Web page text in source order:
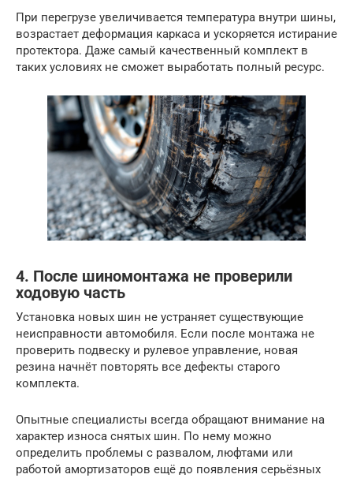
При перегрузе увеличивается температура внутри шины,
возрастает деформация каркаса и ускоряется истирание
протектора. Даже самый качественный комплект в
таких условиях не сможет выработать полный ресурс.
4. После шиномонтажа не проверили
ходовую часть
Установка новых шин не устраняет существующие
неисправности автомобиля. Если после монтажа не
проверить подвеску и рулевое управление, новая
резина начнёт повторять все дефекты старого
комплекта.
Опытные специалисты всегда обращают внимание на
характер износа снятых шин. По нему можно
определить проблемы с развалом, люфтами или
работой амортизаторов ещё до появления серьёзных